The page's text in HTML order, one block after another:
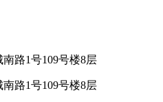
路1号109号楼8层
路1号109号楼8层